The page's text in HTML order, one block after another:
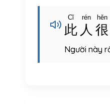
此
Cǐ
人
rén
很
hěn
Người này